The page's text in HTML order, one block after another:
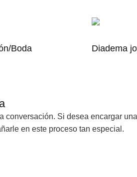
Boda Diadema
conversación. Si desea encargar
en este proceso tan especial.